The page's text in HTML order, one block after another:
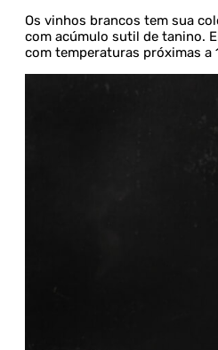
Os vinhos brancos tem sua
com acúmulo sutil de tanino.
com temperaturas próximas a